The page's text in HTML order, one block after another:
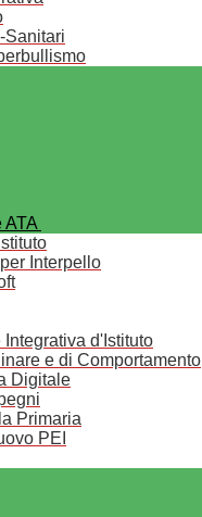
Sanitari
ATA
Interpello
d'Istituto
e di Comportamento
Digitale
Primaria
PEI